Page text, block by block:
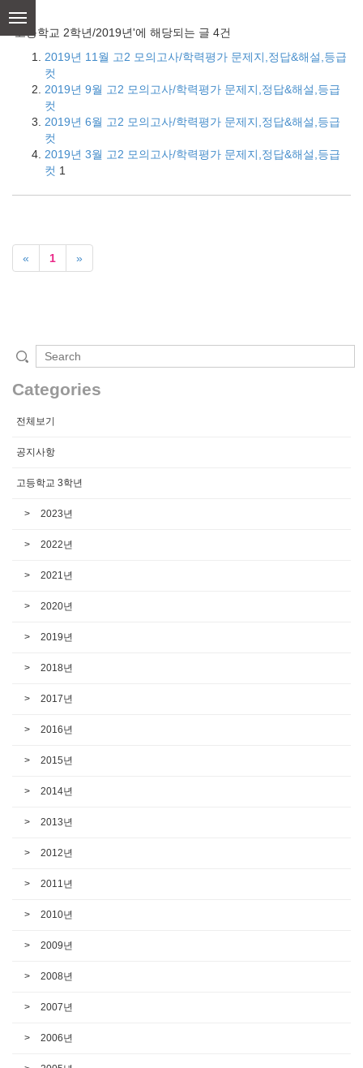
content
'고등학교 2학년/2019년'에 해당되는 글 4건
2019년 11월 고2 모의고사/학력평가 문제지,정답&해설,등급
컷
2019년 9월 고2 모의고사/학력평가 문제지,정답&해설,등급
컷
2019년 6월 고2 모의고사/학력평가 문제지,정답&해설,등급
컷
2019년 3월 고2 모의고사/학력평가 문제지,정답&해설,등급
컷 1
« 1 »
Categories
전체보기
공지사항
고등학교 3학년
2023년
2022년
2021년
2020년
2019년
2018년
2017년
2016년
2015년
2014년
2013년
2012년
2011년
2010년
2009년
2008년
2007년
2006년